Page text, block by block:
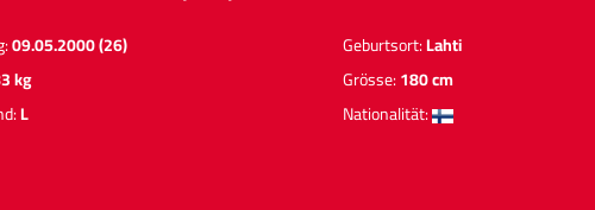
09.05.2000 (26) Geburtsort:Lahti
kg Grösse:180 cm
L Nationalität: